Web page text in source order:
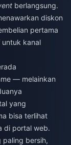
berlangsung.
diskon
pertama
kanal
— melainkan
yang
bisa terlihat
di portal web.
paling bersih,